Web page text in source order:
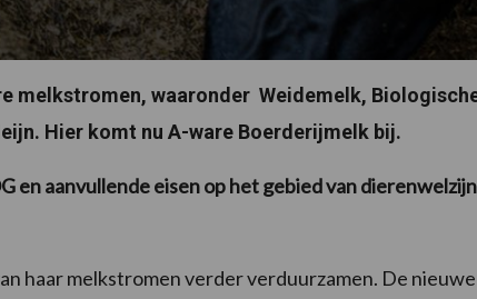
melkstromen, waaronder Weidemelk,
Hier komt nu A-ware Boerderijmelk bij.
en aanvullende eisen op het gebied van
haar melkstromen verder verduurzamen. De nieuwe